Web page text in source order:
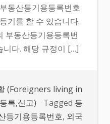
동산등기용등록번호
기를 할 수 있습니다.
부동산등기용등록번
니다. 해당 규정이 […]
(Foreigners living in
록,신고) Tagged 등
등기용등록번호, 외국